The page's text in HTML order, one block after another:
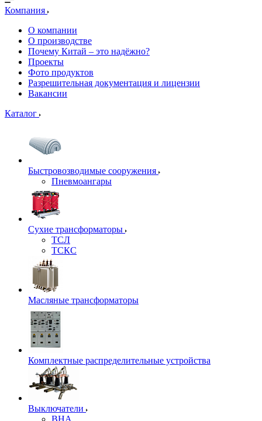
Компания
О компании
О производстве
Почему Китай – это надёжно?
Проекты
Фото продуктов
Разрешительная документация и лицензии
Вакансии
Каталог
Быстровозводимые сооружения
Пневмоангары
Сухие трансформаторы
ТСЛ
ТСКС
Масляные трансформаторы
Комплектные распределительные устройства
Выключатели
ВНА